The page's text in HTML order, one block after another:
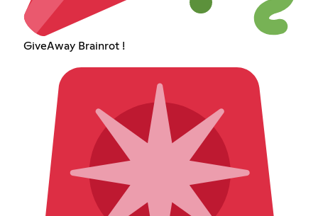
GiveAway Brainrot !